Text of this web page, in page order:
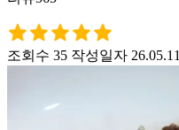
조회수 35 작성일자 26.05.11